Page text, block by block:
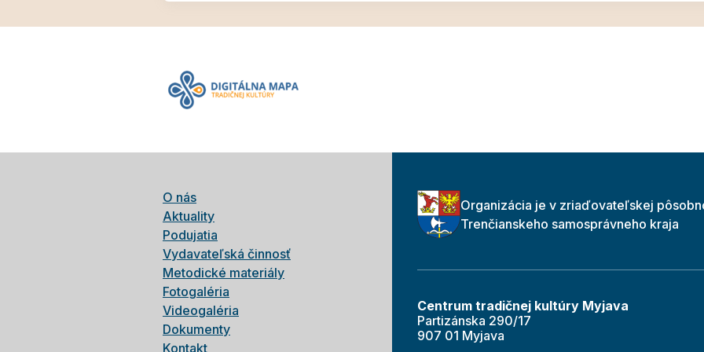
O nás
Aktuality
Podujatia
Vydavateľská činnosť
Metodické materiály
Fotogaléria
Videogaléria
Dokumenty
Kontakt
Organizácia je v zriaďovateľskej
Trenčianskeho samosprávneho kraja
Centrum tradičnej kultúry Myjava
Partizánska 290/17
907 01 Myjava